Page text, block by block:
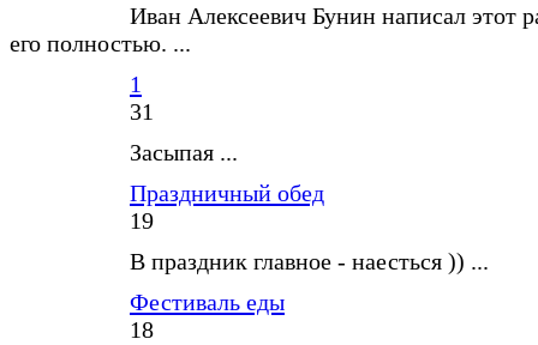
Иван Алексеевич Бунин написал этот
его полностью. ...
1
31
Засыпая ...
Праздничный обед
19
В праздник главное - наесться )) ...
Фестиваль еды
18